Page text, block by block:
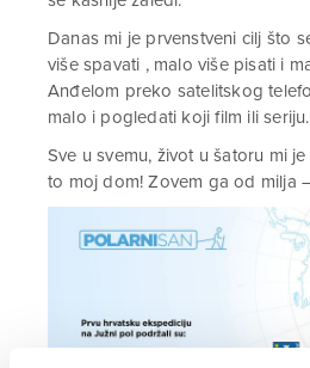
Danas mi je prvenstveni cilj što
više spavati , malo više pisati i
Anđelom preko satelitskog
malo i pogledati koji film ili seriju.
Sve u svemu, život u šatoru mi
to moj dom! Zovem ga od milja